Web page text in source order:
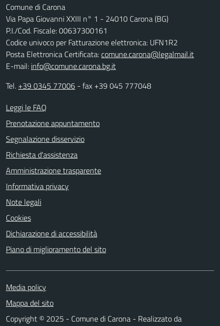
Comune di Carona
Via Papa Giovanni XXIII n° 1 - 24010 Carona (BG)
P.I./Cod. Fiscale: 00637300161
Codice univoco per Fatturazione elettronica: UFN1R2
Posta Elettronica Certificata:comune.carona@legalmail.it
E-mail: info@comune.carona.bg.it
Tel. +39 0345 77006 - fax +39 045 777048
Leggi le FAQ
Prenotazione appuntamento
Segnalazione disservizio
Richiesta d'assistenza
Amministrazione trasparente
Informativa privacy
Note legali
Cookies
Dichiarazione di accessibilità
Piano di miglioramento del sito
Media policy
Mappa del sito
Copyright © 2025 - Comune di Carona - Realizzato da